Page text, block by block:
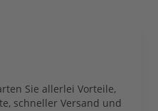
Sie allerlei Vorteile,
schneller Versand und